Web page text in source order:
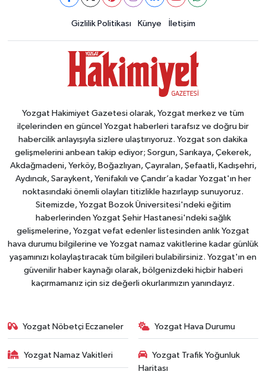
Gizlilik Politikası Künye İletişim
Yozgat Hakimiyet Gazetesi olarak, Yozgat merkez ve tüm
ilçelerinden en güncel Yozgat haberleri tarafsız ve doğru bir
habercilik anlayışıyla sizlere ulaştırıyoruz. Yozgat son dakika
gelişmelerini anbean takip ediyor; Sorgun, Sarıkaya, Çekerek,
Akdağmadeni, Yerköy, Boğazlıyan, Çayıralan, Şefaatli, Kadışehri,
Aydıncık, Saraykent, Yenifakılı ve Çandır’a kadar Yozgat'ın her
noktasındaki önemli olayları titizlikle hazırlayıp sunuyoruz.
Sitemizde, Yozgat Bozok Üniversitesi'ndeki eğitim
haberlerinden Yozgat Şehir Hastanesi'ndeki sağlık
gelişmelerine, Yozgat vefat edenler listesinden anlık Yozgat
hava durumu bilgilerine ve Yozgat namaz vakitlerine kadar günlük
yaşamınızı kolaylaştıracak tüm bilgileri bulabilirsiniz. Yozgat'ın en
güvenilir haber kaynağı olarak, bölgenizdeki hiçbir haberi
kaçırmamanız için siz değerli okurlarımızın yanındayız.
Yozgat Nöbetçi Eczaneler Yozgat Hava Durumu
Yozgat Namaz Vakitleri
Yozgat Trafik Yoğunluk
Haritası